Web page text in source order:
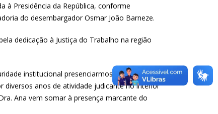
à Presidência da República, conforme
do desembargador Osmar João Barneze.
dedicação à Justiça do Trabalho na região
institucional presenciarmos um processo
diversos anos de atividade judicante no interior
Ana vem somar à presença marcante do